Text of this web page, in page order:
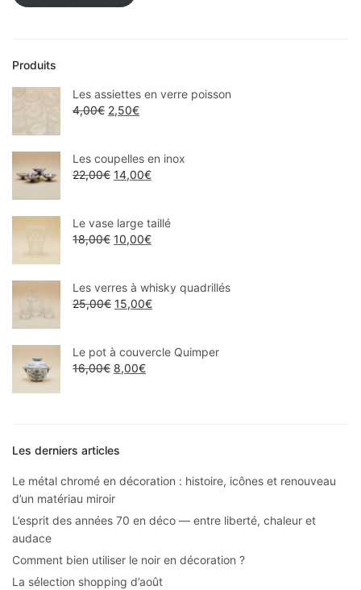
Produits
Les assiettes en verre poisson
4,00€ 2,50€
Les coupelles en inox
22,00€ 14,00€
Le vase large taillé
18,00€ 10,00€
Les verres à whisky quadrillés
25,00€ 15,00€
Le pot à couvercle Quimper
16,00€ 8,00€
Les derniers articles
Le métal chromé en décoration : histoire, icônes et renouveau
d’un matériau miroir
L’esprit des années 70 en déco — entre liberté, chaleur et
audace
Comment bien utiliser le noir en décoration ?
La sélection shopping d’août